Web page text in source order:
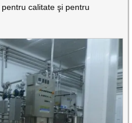
calitate şi pentru